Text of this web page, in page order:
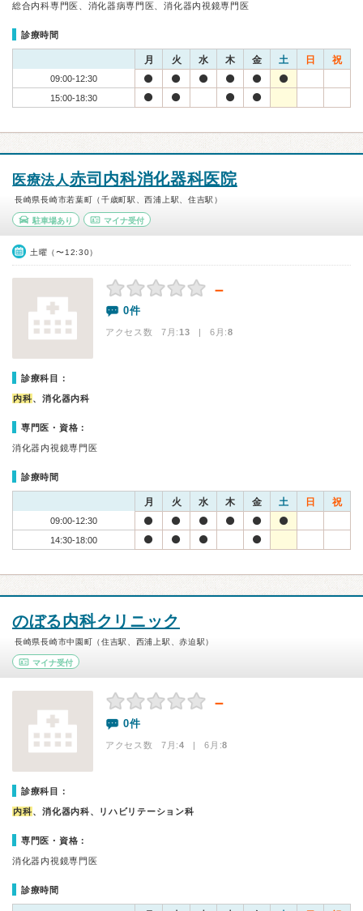
総合内科専門医、消化器病専門医、消化器内視鏡専門医
診療時間
月 火 水 木 金 土 日 祝
09:00-12:30
15:00-18:30
医療法人赤司内科消化器科医院
長崎県長崎市若葉町（千歳町駅、西浦上駅、住吉駅）
駐車場あり マイナ受付
土曜（〜12:30）
－
0件
アクセス数 7月:13 | 6月:8
診療科目：
内科、消化器内科
専門医・資格：
消化器内視鏡専門医
診療時間
月 火 水 木 金 土 日 祝
09:00-12:30
14:30-18:00
のぼる内科クリニック
長崎県長崎市中園町（住吉駅、西浦上駅、赤迫駅）
マイナ受付
－
0件
アクセス数 7月:4 | 6月:8
診療科目：
内科、消化器内科、リハビリテーション科
専門医・資格：
消化器内視鏡専門医
診療時間